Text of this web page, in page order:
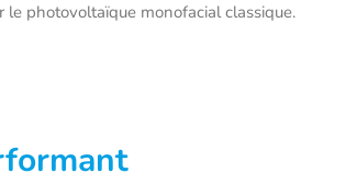
photovoltaïque monofacial classique.